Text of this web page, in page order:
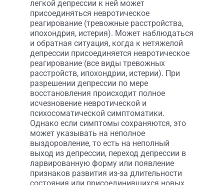
легкой депрессии к ней может
присоединяться невротическое
реагирование (тревожные расстройства,
ипохондрия, истерия). Может наблюдаться
и обратная ситуация, когда к нетяжелой
депрессии присоединяется невротическое
реагирование (все виды тревожных
расстройств, ипохондрии, истерии). При
разрешении депрессии по мере
восстановления происходит полное
исчезновение невротической и
психосоматической симптоматики.
Однако если симптомы сохраняются, это
может указывать на неполное
выздоровление, то есть на неполный
выход из депрессии, переход депрессии в
ларвированную форму или появление
признаков развития из-за длительности